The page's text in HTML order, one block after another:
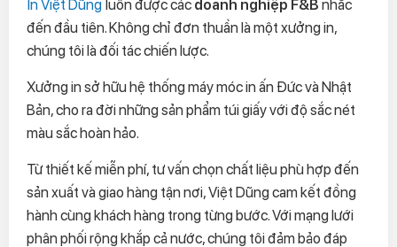
In Việt Dũng luôn được các doanh nghiệp F&B nhắc
đến đầu tiên. Không chỉ đơn thuần là một xưởng in,
chúng tôi là đối tác chiến lược.
Xưởng in sở hữu hệ thống máy móc in ấn Đức và Nhật
Bản, cho ra đời những sản phẩm túi giấy với độ sắc nét
màu sắc hoàn hảo.
Từ thiết kế miễn phí, tư vấn chọn chất liệu phù hợp đến
sản xuất và giao hàng tận nơi, Việt Dũng cam kết đồng
hành cùng khách hàng trong từng bước. Với mạng lưới
phân phối rộng khắp cả nước, chúng tôi đảm bảo đáp